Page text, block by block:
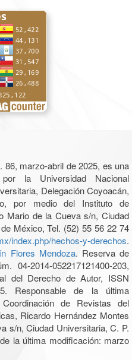
86, marzo-abril de 2025, es una
la Universidad Nacional
Delegación Coyoacán,
por medio del Instituto de
Mario de la Cueva s/n, Ciudad
México, Tel. (52) 55 56 22 74
index.php/hechos-y-derechos.
Flores Mendoza. Reserva de
04-2014-052217121400-203,
del Derecho de Autor, ISSN
Responsable de la última
de Revistas del
Ricardo Hernández Montes
s/n, Ciudad Universitaria, C. P.
la última modificación: marzo